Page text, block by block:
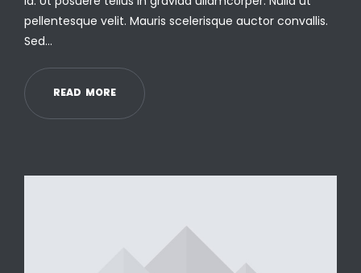
pellentesque velit. Mauris scelerisque auctor convallis.
Sed…
READ MORE